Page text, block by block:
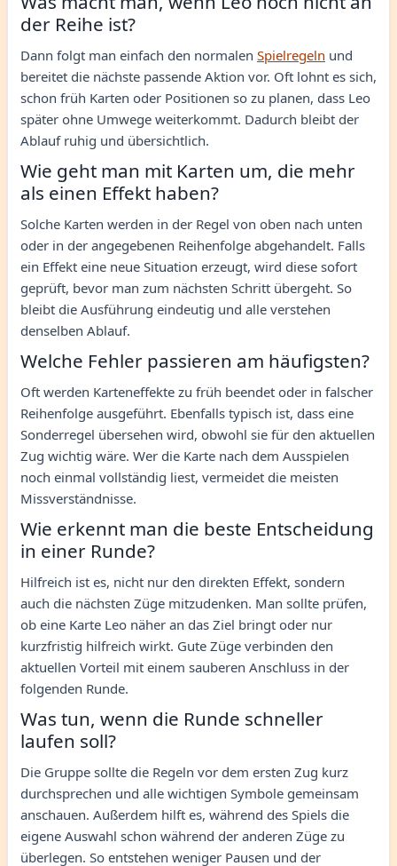
der Reihe ist?
Dann folgt man einfach den normalen Spielregeln und
bereitet die nächste passende Aktion vor. Oft lohnt es sich,
schon früh Karten oder Positionen so zu planen, dass Leo
später ohne Umwege weiterkommt. Dadurch bleibt der
Ablauf ruhig und übersichtlich.
Wie geht man mit Karten um, die mehr
als einen Effekt haben?
Solche Karten werden in der Regel von oben nach unten
oder in der angegebenen Reihenfolge abgehandelt. Falls
ein Effekt eine neue Situation erzeugt, wird diese sofort
geprüft, bevor man zum nächsten Schritt übergeht. So
bleibt die Ausführung eindeutig und alle verstehen
denselben Ablauf.
Welche Fehler passieren am häufigsten?
Oft werden Karteneffekte zu früh beendet oder in falscher
Reihenfolge ausgeführt. Ebenfalls typisch ist, dass eine
Sonderregel übersehen wird, obwohl sie für den aktuellen
Zug wichtig wäre. Wer die Karte nach dem Ausspielen
noch einmal vollständig liest, vermeidet die meisten
Missverständnisse.
Wie erkennt man die beste Entscheidung
in einer Runde?
Hilfreich ist es, nicht nur den direkten Effekt, sondern
auch die nächsten Züge mitzudenken. Man sollte prüfen,
ob eine Karte Leo näher an das Ziel bringt oder nur
kurzfristig hilfreich wirkt. Gute Züge verbinden den
aktuellen Vorteil mit einem sauberen Anschluss in der
folgenden Runde.
Was tun, wenn die Runde schneller
laufen soll?
Die Gruppe sollte die Regeln vor dem ersten Zug kurz
durchsprechen und alle wichtigen Symbole gemeinsam
anschauen. Außerdem hilft es, während des Spiels die
eigene Auswahl schon während der anderen Züge zu
überlegen. So entstehen weniger Pausen und der